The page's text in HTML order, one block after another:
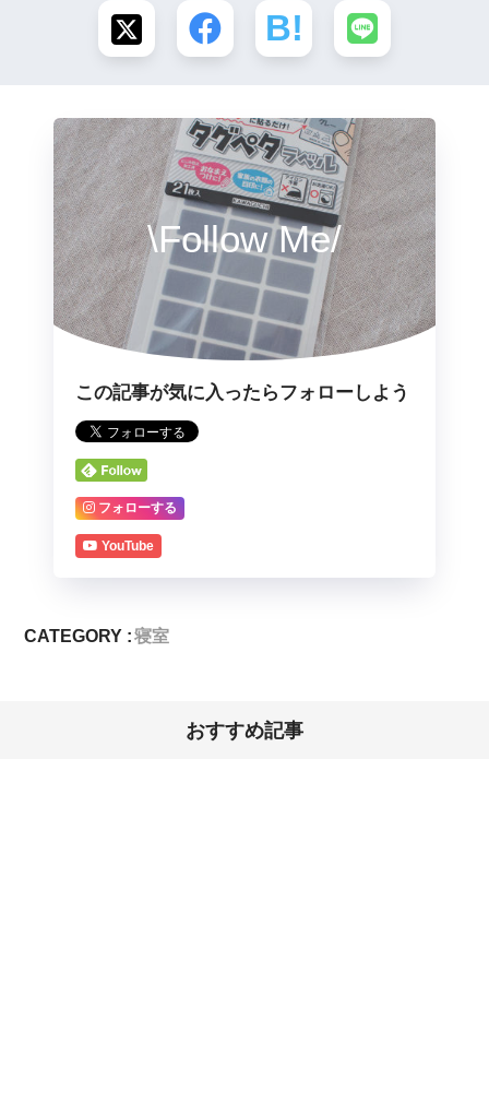
\Follow Me/
この記事が気に入ったらフォローしよう
フォローする
YouTube
CATEGORY :寝室
おすすめ記事